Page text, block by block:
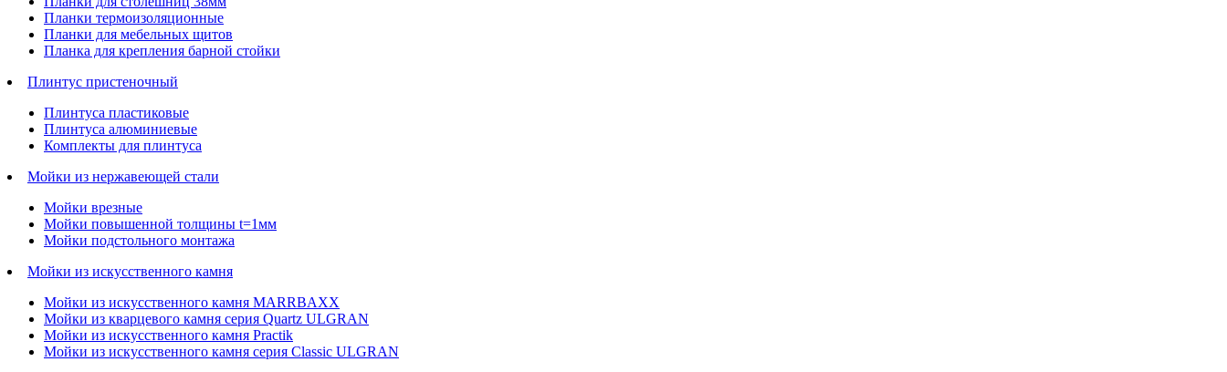
Планки термоизоляционные
Планки для мебельных щитов
Планка для крепления барной стойки
Плинтус пристеночный
Плинтуса пластиковые
Плинтуса алюминиевые
Комплекты для плинтуса
Мойки из нержавеющей стали
Мойки врезные
Мойки повышенной толщины t=1мм
Мойки подстольного монтажа
Мойки из искусственного камня
Мойки из искусственного камня MARRBAXX
Мойки из кварцевого камня серия Quartz ULGRAN
Мойки из искусственного камня Practik
Мойки из искусственного камня серия Classic ULGRAN